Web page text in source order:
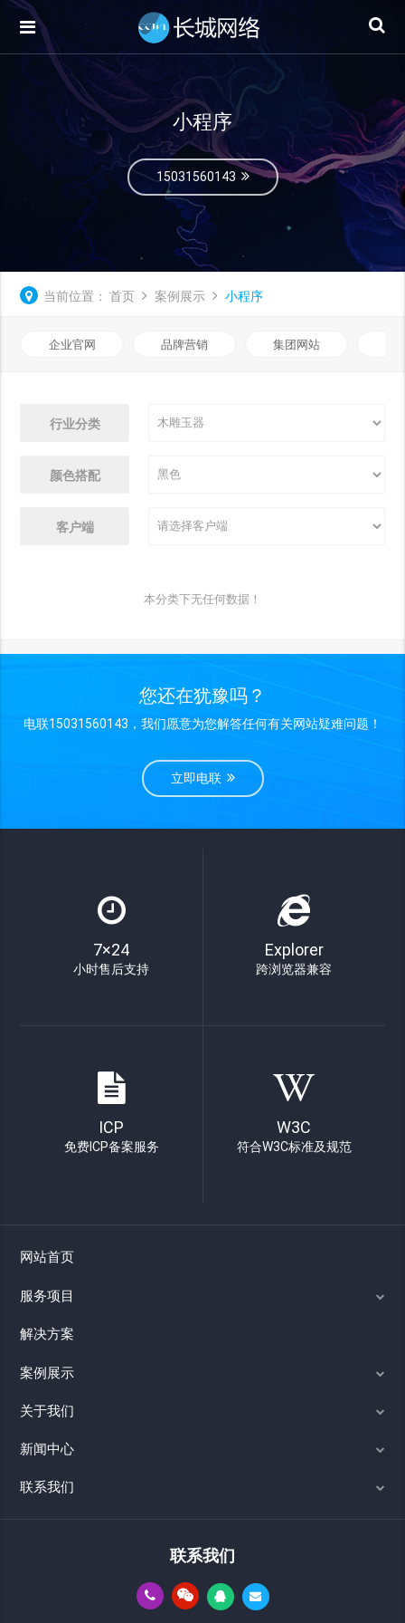
小程序
15031560143
当前位置： 首页 案例展示 小程序
企业官网 品牌营销 集团网站
行业分类
颜色搭配
客户端
本分类下无任何数据！
您还在犹豫吗？
电联15031560143，我们愿意为您解答任何有关网站疑难问题！
立即电联
7×24
小时售后支持
Explorer
跨浏览器兼容
ICP
免费ICP备案服务
W3C
符合W3C标准及规范
网站首页
服务项目
解决方案
案例展示
关于我们
新闻中心
联系我们
联系我们